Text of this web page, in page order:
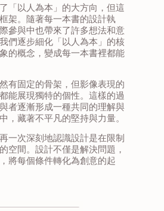
「以人為本」的大方向，但這
架。隨著每一本書的設計執
參與中也帶來了許多想法和意
們逐步細化「以人為本」的核
的概念，變成每一本書裡都能
有固定的骨架，但影像表現的
能展現獨特的個性。這樣的過
者逐漸形成一種共同的理解與
，藏著不平凡的堅持與力量。
一次深刻地認識設計是在限制
空間。設計不僅是解決問題，
將每個條件轉化為創意的起